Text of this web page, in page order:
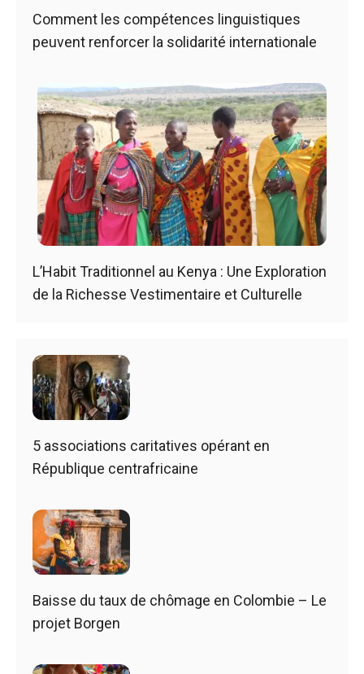
Comment les compétences linguistiques
peuvent renforcer la solidarité internationale
L’Habit Traditionnel au Kenya : Une Exploration
de la Richesse Vestimentaire et Culturelle
5 associations caritatives opérant en
République centrafricaine
Baisse du taux de chômage en Colombie – Le
projet Borgen